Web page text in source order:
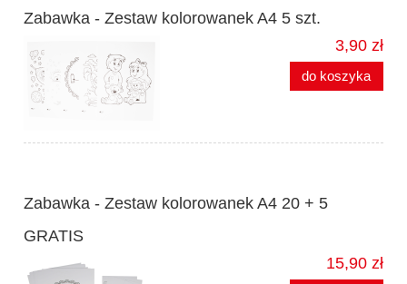
Zabawka - Zestaw kolorowanek A4 5 szt.
3,90 zł
do koszyka
Zabawka - Zestaw kolorowanek A4 20 + 5
GRATIS
15,90 zł